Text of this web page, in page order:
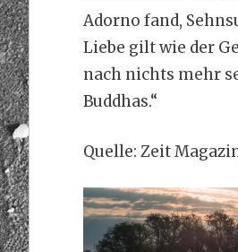
Adorno fand,
Liebe gilt wie der
nach nichts mehr
Buddhas.“
Quelle: Zeit